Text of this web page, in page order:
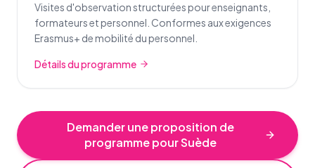
Visites d'observation structurées pour enseignants,
formateurs et personnel. Conformes aux exigences
Erasmus+ de mobilité du personnel.
Détails du programme
Demander une proposition de
programme pour Suède